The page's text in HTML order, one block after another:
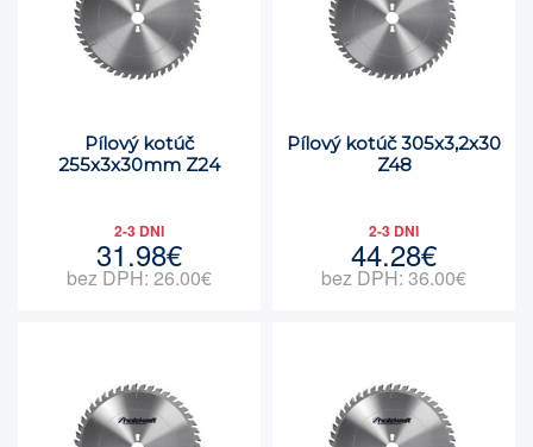
Pílový kotúč
255x3x30mm Z24
2-3 DNI
31.98€
bez DPH: 26.00€
Pílový kotúč 305x3,2x30
Z48
2-3 DNI
44.28€
bez DPH: 36.00€